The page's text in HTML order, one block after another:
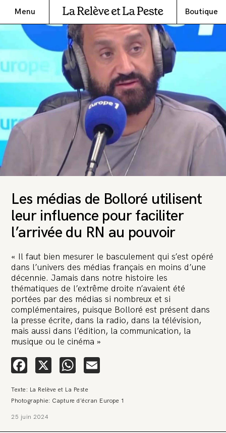
Menu Boutique
Les médias de Bolloré utilisent
leur influence pour faciliter
l’arrivée du RN au pouvoir
« Il faut bien mesurer le basculement qui s’est opéré
dans l’univers des médias français en moins d’une
décennie. Jamais dans notre histoire les
thématiques de l’extrême droite n’avaient été
portées par des médias si nombreux et si
complémentaires, puisque Bolloré est présent dans
la presse écrite, dans la radio, dans la télévision,
mais aussi dans l’édition, la communication, la
musique ou le cinéma »
Facebook
X WhatsApp
Texte: La Relève et La Peste
Photographie: Capture d'écran Europe 1
25 juin 2024
🚨 L’heure est grave. Une
multinationale tente d’anéantir La
Relève et La Peste 🤯
attaque en justice. Vous savez comment cela s’appelle ?
Une procédure bâillon. Notre tort ? Avoir voulu protéger
l’anonymat d’un habitant inquiet pour sa santé. Et aujourd’hui elle
peut-être, à nous faire disparaître. Pour nous sauver, nous lançons
aujourd’hui une grande campagne de soutien avec un premier